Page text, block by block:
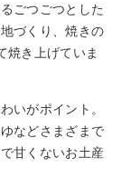
ごつごつとした
づくり、焼きの
焼き上げていま
いがポイント。
などさまざまで
甘くないお土産